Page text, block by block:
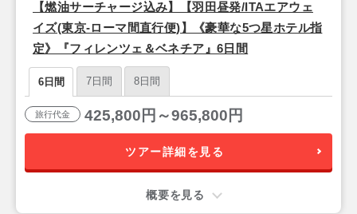
【燃油サーチャージ込み】【羽田昼発/ITAエアウェ
イズ(東京-ローマ間直行便)】《豪華な5つ星ホテル指
定》『フィレンツェ＆ベネチア』6日間
6日間 7日間 8日間
旅行代金 425,800円～965,800円
ツアー詳細を見る
概要を見る